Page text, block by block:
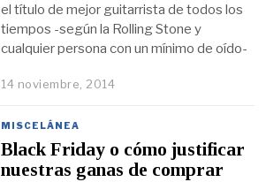
el título de mejor guitarrista de todos los
tiempos -según la Rolling Stone y
cualquier persona con un mínimo de oído-
14 noviembre, 2014
MISCELÁNEA
Black Friday o cómo justificar
nuestras ganas de comprar